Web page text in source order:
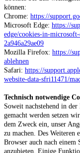
können:
Chrome: https://
Microsoft Edge: https://
edge/cookies-in-
2a946a29ae09
Mozilla Firefox: https://
ablehnen
Safari: https://
website-data-sfri11471/
Technisch notwendige
Soweit nachstehend in
gemacht werden setzen
dem Zweck ein, unser
zu machen. Des Weiteren
Browser auch nach einem
anzubieten. Einige